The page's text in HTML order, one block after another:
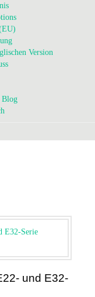
Version
Blog
und E32-